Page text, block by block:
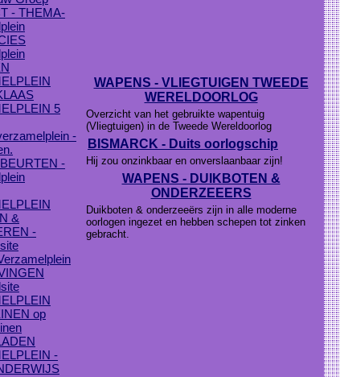
- THEMA-
5
-
-
&
-
op
-
WAPENS - VLIEGTUIGEN TWEEDE
WERELDOORLOG
Overzicht van het gebruikte wapentuig
(Vliegtuigen) in de Tweede Wereldoorlog
BISMARCK - Duits oorlogschip
Hij zou onzinkbaar en onverslaanbaar zijn!
WAPENS - DUIKBOTEN &
ONDERZEEERS
Duikboten & onderzeeërs zijn in alle moderne
oorlogen ingezet en hebben schepen tot zinken
gebracht.